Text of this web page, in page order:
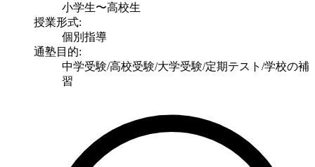
小学生〜高校生
授業形式:
個別指導
通塾目的:
中学受験/高校受験/大学受験/定期テスト/学校の補
習